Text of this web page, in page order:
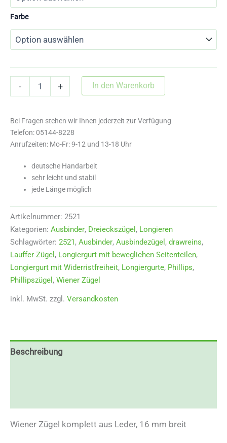
Farbe
-
Leder
Menge
+ In den Warenkorb
Bei Fragen stehen wir Ihnen jederzeit zur Verfügung
Telefon: 05144-8228
Anrufzeiten: Mo-Fr: 9-12 und 13-18 Uhr
deutsche Handarbeit
sehr leicht und stabil
jede Länge möglich
Artikelnummer: 2521
Kategorien: Ausbinder, Dreieckszügel , Longieren
Schlagwörter: 2521, Ausbinder, Ausbindezügel , drawreins,
Lauffer Zügel , Longiergurt mit beweglichen Seitenteilen,
Longiergurt mit Widerristfreiheit, Longiergurte, Phillips,
Phillipszügel , Wiener Zügel
inkl. MwSt. zzgl. Versandkosten
Beschreibung
Wiener Zügel komplett aus Leder, 16 mm breit